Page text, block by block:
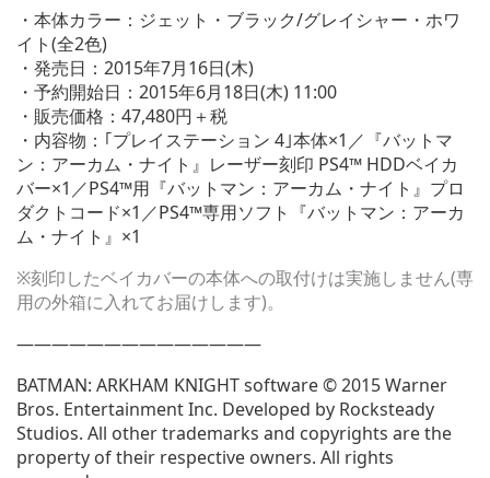
・本体カラー：ジェット・ブラック/グレイシャー・ホワ
イト(全2色)
・発売日：2015年7月16日(木)
・予約開始日：2015年6月18日(木) 11:00
・販売価格：47,480円＋税
・内容物：｢プレイステーション 4｣本体×1／『バットマ
ン：アーカム・ナイト』レーザー刻印 PS4™ HDDベイカ
バー×1／PS4™用『バットマン：アーカム・ナイト』プロ
ダクトコード×1／PS4™専用ソフト『バットマン：アーカ
ム・ナイト』×1
※刻印したベイカバーの本体への取付けは実施しません(専
用の外箱に入れてお届けします)。
——————————————
BATMAN: ARKHAM KNIGHT software © 2015 Warner
Bros. Entertainment Inc. Developed by Rocksteady
Studios. All other trademarks and copyrights are the
property of their respective owners. All rights